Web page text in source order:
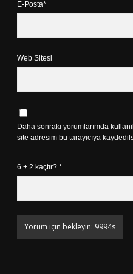
E-Posta*
Web Sitesi
Daha sonraki yorumlarımda
site adresim bu tarayıcıya
6 + 2 kaçtır? *